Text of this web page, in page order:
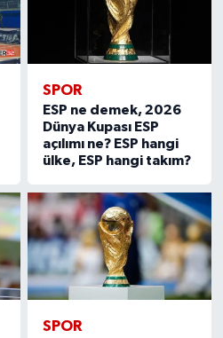
SPOR
ESP ne demek, 2026
Dünya Kupası ESP
açılımı ne? ESP hangi
ülke, ESP hangi takım?
SPOR